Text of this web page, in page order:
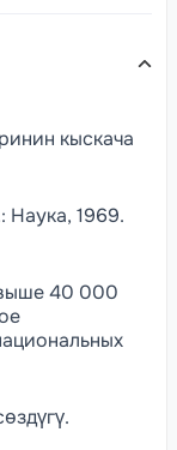
кыскача
Наука, 1969.
40 000